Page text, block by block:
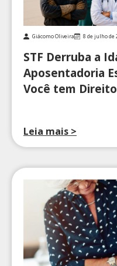
Giácomo Oliveira 8 de julho de
STF Derruba a
Aposentadoria
Você tem
Leia mais >